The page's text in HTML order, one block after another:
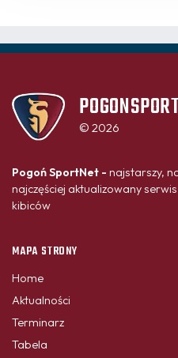
© 2026
Pogoń SportNet - najstarszy,
najczęściej aktualizowany
kibiców
MAPA STRONY
Home
Aktualności
Terminarz
Tabela